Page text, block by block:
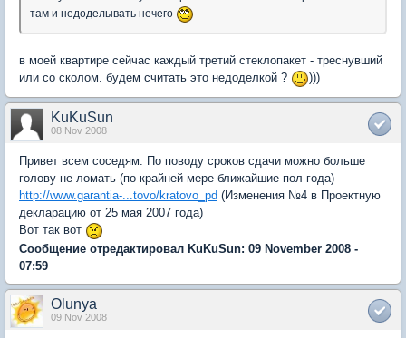
там и недоделывать нечего
в моей квартире сейчас каждый третий стеклопакет - треснувший
или со сколом. будем считать это недоделкой ?
)))
KuKuSun
08 Nov 2008
Привет всем соседям. По поводу сроков сдачи можно больше
голову не ломать (по крайней мере ближайшие пол года)
http://www.garantia-...tovo/kratovo_pd (Изменения №4 в Проектную
декларацию от 25 мая 2007 года)
Вот так вот
Сообщение отредактировал KuKuSun: 09 November 2008 -
07:59
Olunya
09 Nov 2008